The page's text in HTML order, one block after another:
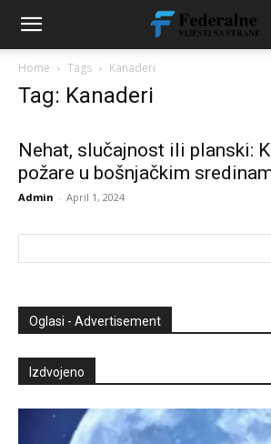
Home Tags Kanaderi
Tag: Kanaderi
Nehat, slučajnost ili planski:
požare u bošnjačkim
Admin - April 1, 2024
Oglasi - Advertisement
Izdvojeno